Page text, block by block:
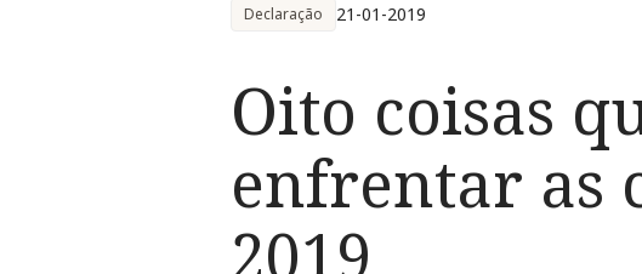
Declaração 21-01-2019
Oito coisas
enfrentar as
2019